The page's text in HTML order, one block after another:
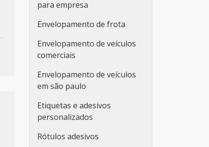
para empresa
Envelopamento de frota
Envelopamento de veículos
comerciais
Envelopamento de veículos
em são paulo
Etiquetas e adesivos
personalizados
Rótulos adesivos